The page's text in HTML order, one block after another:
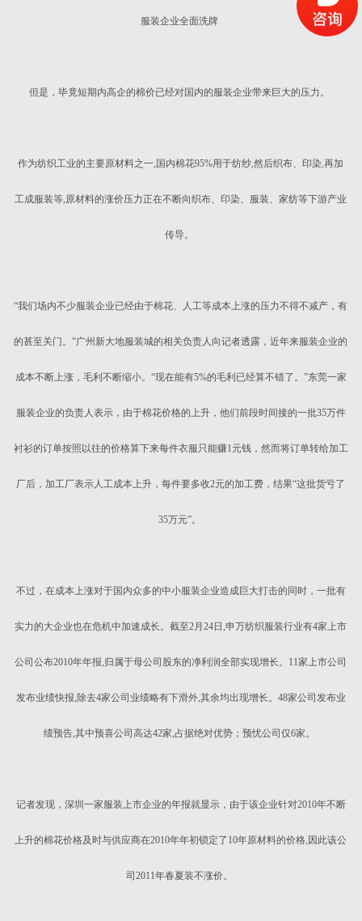
服装企业全面洗牌
但是，毕竟短期内高企的棉价已经对国内的服装企业带来巨大的压力。
作为纺织工业的主要原材料之一,国内棉花95%用于纺纱,然后织布、印染,再加
工成服装等,原材料的涨价压力正在不断向织布、印染、服装、家纺等下游产业
传导。
“我们场内不少服装企业已经由于棉花、人工等成本上涨的压力不得不减产，有
的甚至关门。”广州新大地服装城的相关负责人向记者透露，近年来服装企业的
成本不断上涨，毛利不断缩小。“现在能有5%的毛利已经算不错了。”东莞一家
服装企业的负责人表示，由于棉花价格的上升，他们前段时间接的一批35万件
衬衫的订单按照以往的价格算下来每件衣服只能赚1元钱，然而将订单转给加工
厂后，加工厂表示人工成本上升，每件要多收2元的加工费，结果“这批货亏了
35万元”。
不过，在成本上涨对于国内众多的中小服装企业造成巨大打击的同时，一批有
实力的大企业也在危机中加速成长。截至2月24日,申万纺织服装行业有4家上市
公司公布2010年年报,归属于母公司股东的净利润全部实现增长。11家上市公司
发布业绩快报,除去4家公司业绩略有下滑外,其余均出现增长。48家公司发布业
绩预告,其中预喜公司高达42家,占据绝对优势；预忧公司仅6家。
记者发现，深圳一家服装上市企业的年报就显示，由于该企业针对2010年不断
上升的棉花价格及时与供应商在2010年年初锁定了10年原材料的价格,因此该公
司2011年春夏装不涨价。